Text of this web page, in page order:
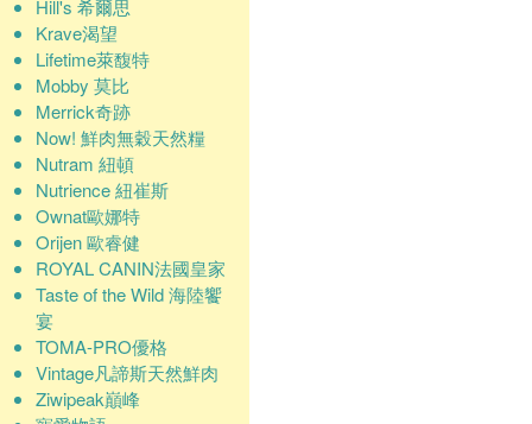
Hill's 希爾思
Krave渴望
Lifetime萊馥特
Mobby 莫比
Merrick奇跡
Now! 鮮肉無穀天然糧
Nutram 紐頓
Nutrience 紐崔斯
Ownat歐娜特
Orijen 歐睿健
ROYAL CANIN法國皇家
Taste of the Wild 海陸饗
宴
TOMA-PRO優格
Vintage凡諦斯天然鮮肉
Ziwipeak巔峰